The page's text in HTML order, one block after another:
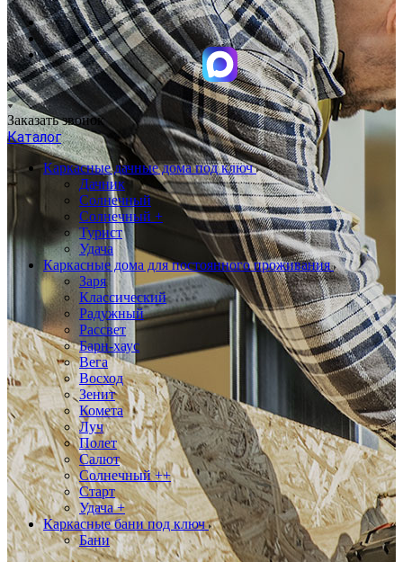
Заказать звонок
Каталог
Каркасные дачные дома под ключ
Дачник
Солнечный
Солнечный +
Турист
Удача
Каркасные дома для постоянного проживания
Заря
Классический
Радужный
Рассвет
Барн-хаус
Вега
Восход
Зенит
Комета
Луч
Полет
Салют
Солнечный ++
Старт
Удача +
Каркасные бани под ключ
Бани